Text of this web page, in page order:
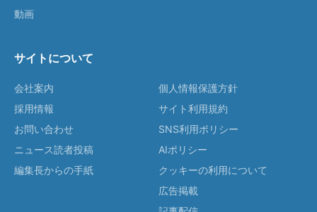
動画
サイトについて
会社案内
採用情報
お問い合わせ
ニュース読者投稿
編集長からの手紙
個人情報保護方針
サイト利用規約
SNS利用ポリシー
AIポリシー
クッキーの利用について
広告掲載